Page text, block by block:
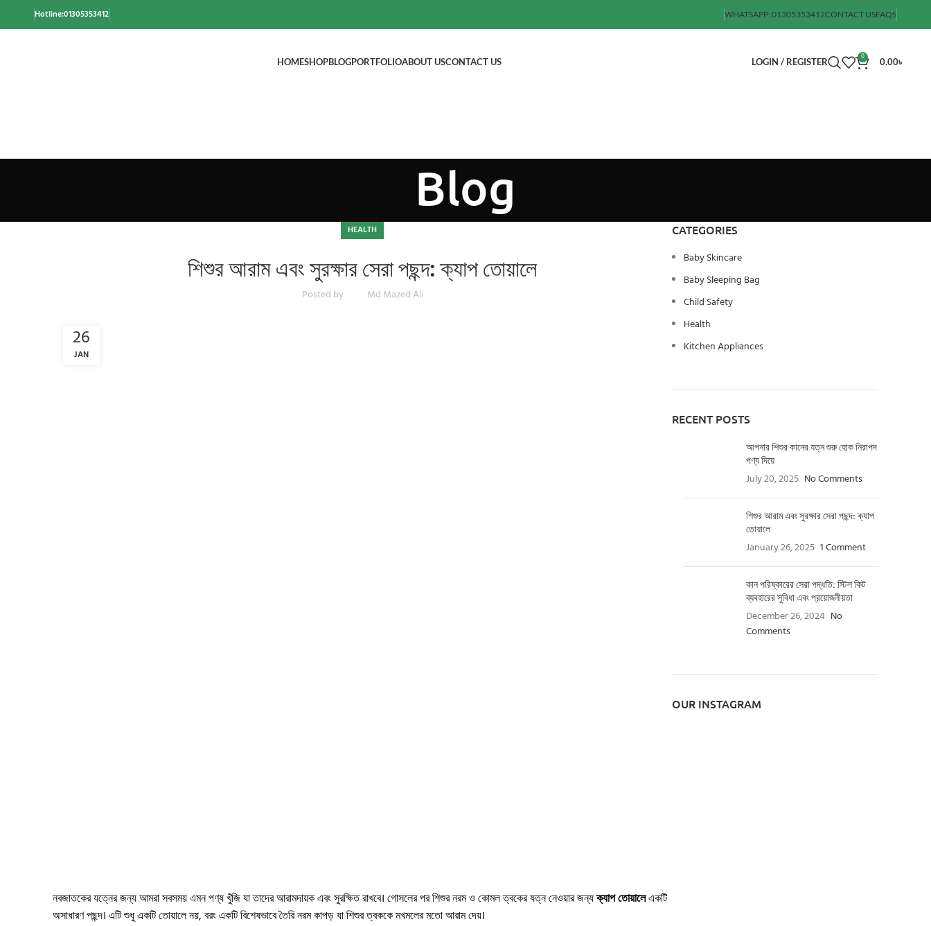
Hotline:01305353412 WHATSAPP: 01305353412CONTACT USFAQS
HOMESHOPBLOGPORTFOLIOABOUT USCONTACT US LOGIN / REGISTER 0 0.00৳
Blog
HEALTH
শিশুর আরাম এবং সুরক্ষার সেরা পছন্দ: ক্যাপ তোয়ালে
Posted by Md Mazed Ali
26
JAN
নবজাতকের যত্নের জন্য আমরা সবসময় এমন পণ্য খুঁজি যা তাদের আরামদায়ক এবং সুরক্ষিত রাখবে। গোসলের পর শিশুর নরম ও কোমল ত্বকের যত্ন নেওয়ার জন্যক্যাপ তোয়ালেএকটি
অসাধারণ পছন্দ। এটি শুধু একটি তোয়ালে নয়, বরং একটি বিশেষভাবে তৈরি নরম কাপড় যা শিশুর ত্বককে মখমলের মতো আরাম দেয়।
CATEGORIES
Baby Skincare
Baby Sleeping Bag
Child Safety
Health
Kitchen Appliances
RECENT POSTS
আপনার শিশুর কানের যত্ন শুরু হোক নিরাপদ
পণ্য দিয়ে
July 20, 2025 No Comments
শিশুর আরাম এবং সুরক্ষার সেরা পছন্দ: ক্যাপ
তোয়ালে
January 26, 2025 1 Comment
কান পরিষ্কারের সেরা পদ্ধতি: স্টিল কিট
ব্যবহারের সুবিধা এবং প্রয়োজনীয়তা
December 26, 2024 No
Comments
OUR INSTAGRAM